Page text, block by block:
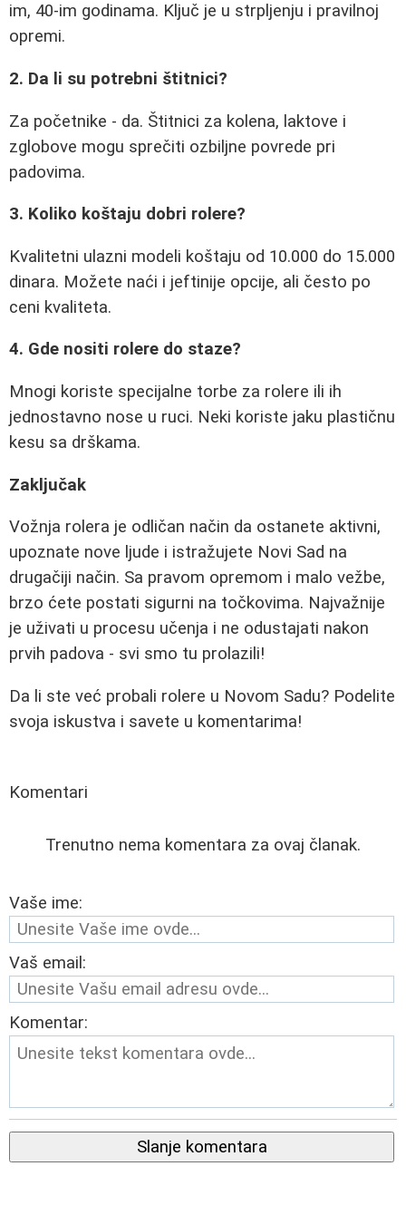
im, 40-im godinama. Ključ je u strpljenju i pravilnoj
opremi.
2. Da li su potrebni štitnici?
Za početnike - da. Štitnici za kolena, laktove i
zglobove mogu sprečiti ozbiljne povrede pri
padovima.
3. Koliko koštaju dobri rolere?
Kvalitetni ulazni modeli koštaju od 10.000 do 15.000
dinara. Možete naći i jeftinije opcije, ali često po
ceni kvaliteta.
4. Gde nositi rolere do staze?
Mnogi koriste specijalne torbe za rolere ili ih
jednostavno nose u ruci. Neki koriste jaku plastičnu
kesu sa drškama.
Zaključak
Vožnja rolera je odličan način da ostanete aktivni,
upoznate nove ljude i istražujete Novi Sad na
drugačiji način. Sa pravom opremom i malo vežbe,
brzo ćete postati sigurni na točkovima. Najvažnije
je uživati u procesu učenja i ne odustajati nakon
prvih padova - svi smo tu prolazili!
Da li ste već probali rolere u Novom Sadu? Podelite
svoja iskustva i savete u komentarima!
Komentari
Trenutno nema komentara za ovaj članak.
Vaše ime:
Vaš email:
Komentar:
Slanje komentara